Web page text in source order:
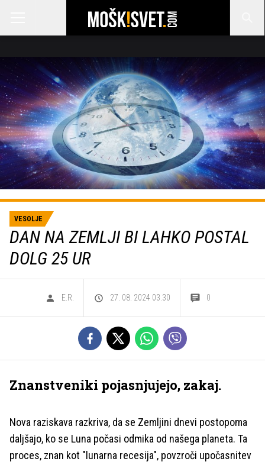
VESOLJE
DAN NA ZEMLJI BI LAHKO POSTAL
DOLG 25 UR
E.R. 27. 08. 2024 03.30 0
Znanstveniki pojasnjujejo, zakaj.
Nova raziskava razkriva, da se Zemljini dnevi postopoma
daljšajo, ko se Luna počasi odmika od našega planeta. Ta
proces, znan kot "lunarna recesija", povzroči upočasnitev